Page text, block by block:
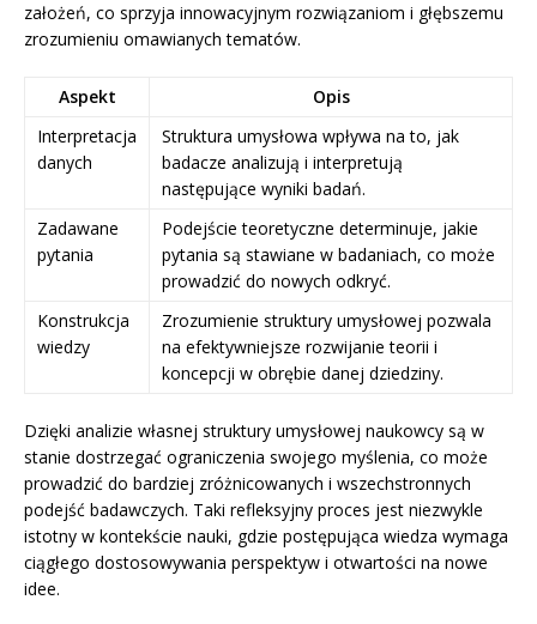
założeń, co sprzyja innowacyjnym rozwiązaniom i głębszemu
zrozumieniu omawianych tematów.
Aspekt
Opis
Interpretacja
danych
Struktura umysłowa wpływa na to, jak
badacze analizują i interpretują
następujące wyniki badań.
Zadawane
pytania
Podejście teoretyczne determinuje, jakie
pytania są stawiane w badaniach, co może
prowadzić do nowych odkryć.
Konstrukcja
wiedzy
Zrozumienie struktury umysłowej pozwala
na efektywniejsze rozwijanie teorii i
koncepcji w obrębie danej dziedziny.
Dzięki analizie własnej struktury umysłowej naukowcy są w
stanie dostrzegać ograniczenia swojego myślenia, co może
prowadzić do bardziej zróżnicowanych i wszechstronnych
podejść badawczych. Taki refleksyjny proces jest niezwykle
istotny w kontekście nauki, gdzie postępująca wiedza wymaga
ciągłego dostosowywania perspektyw i otwartości na nowe
idee.